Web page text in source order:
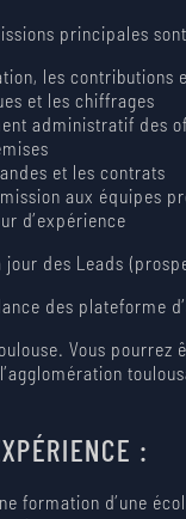
principales
les
et les chiffrages
administratif des
et les contrats
aux équipes
d’expérience
jour des Leads
des plateforme
Vous
:
formation d’une